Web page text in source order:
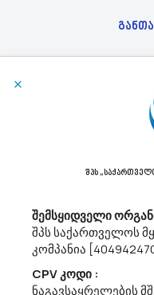
Ა(ა)იპ Დედოფლისწყაროს
18233000 - შორტები,
სპორტისა და
კვლევასრაოდენობა - 4
18330000-მაისურები
შპს
შემსყიდველი
შპს საქართველოს
კომპანია
CPV კოდი :
ნაგავსაყრელების